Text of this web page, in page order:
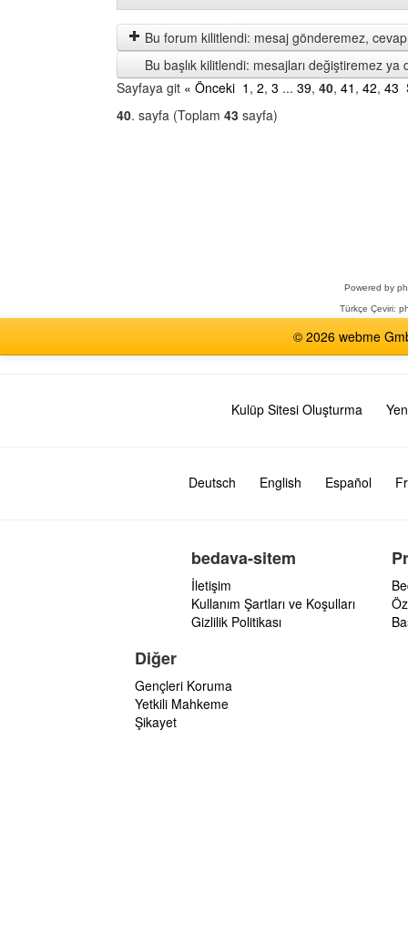
mesajları
göster
by
Bu forum kilitlendi: mesaj gönderemez,
Bu başlık kilitlendi: mesajları değiştiremez ya
Sayfaya git « Önceki 1 , 2, 3 ... 39, 40, 41 , 42, 43
40. sayfa (Toplam 43 sayfa)
Powered by
Türkçe Çeviri:
© 2026 webme
Kulüp Sitesi Oluşturma
Deutsch English Español
bedava-sitem
İletişim
Kullanım Şartları ve Koşulları
Gizlilik Politikası
Diğer
Gençleri Koruma
Yetkili Mahkeme
Şikayet